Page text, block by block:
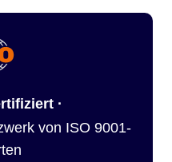
·
von ISO 9001-